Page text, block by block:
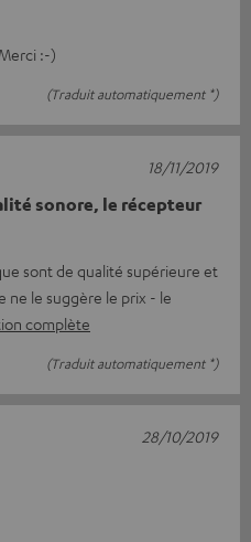
:-)
(Traduit automatiquement *)
sonore, le récepteur
sont de qualité supérieure et
ne le suggère le prix - le
complète
(Traduit automatiquement *)
18/11/2019
28/10/2019